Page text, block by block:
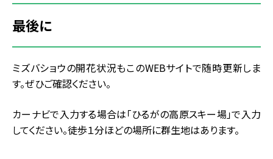
最後に
ミズバショウの開花状況もこのWEBサイトで随時更新しま
す。ぜひご確認ください。
カーナビで入力する場合は「ひるがの高原スキー場」で入力
してください。徒歩１分ほどの場所に群生地はあります。